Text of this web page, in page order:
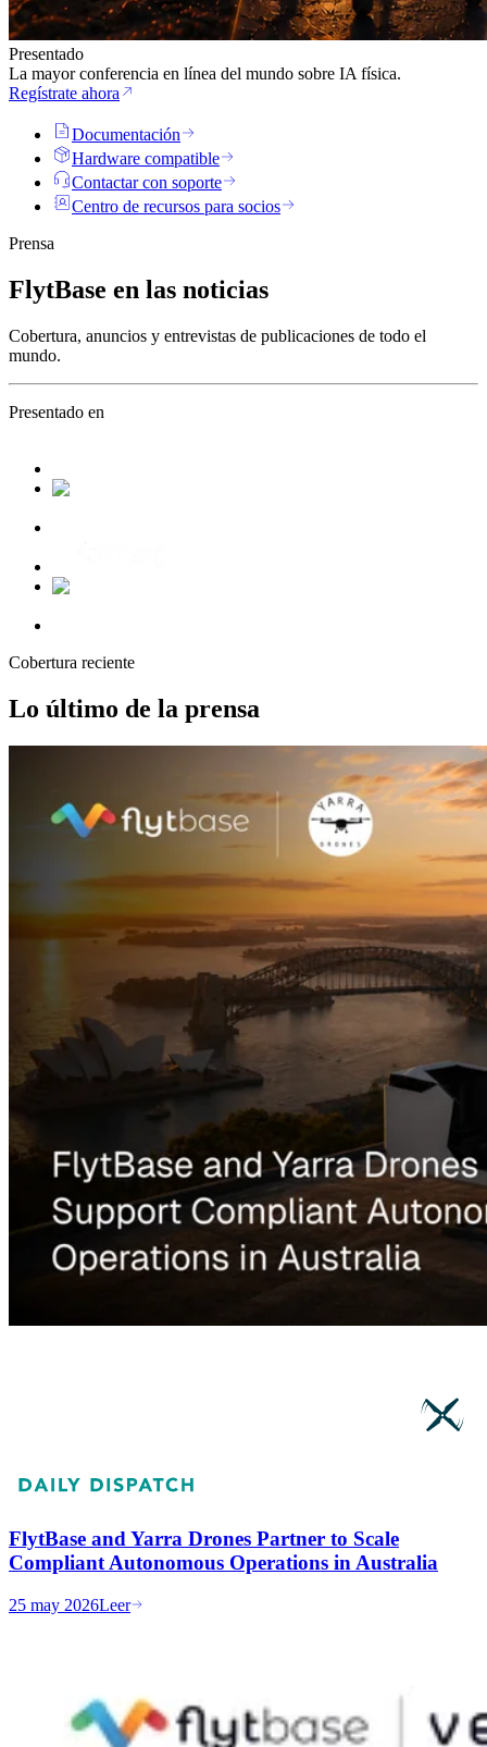
Presentado
La mayor conferencia en línea del mundo sobre IA física.
Regístrate ahora
Documentación
Hardware compatible
Contactar con soporte
Centro de recursos para socios
Prensa
FlytBase en las noticias
Cobertura, anuncios y entrevistas de publicaciones de todo el
mundo.
Presentado en
Cobertura reciente
Lo último de la prensa
FlytBase and Yarra Drones Partner to Scale
Compliant Autonomous Operations in Australia
25 may 2026Leer